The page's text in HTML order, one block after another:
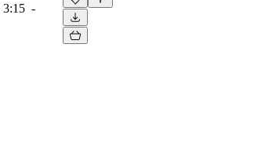
3:15 -